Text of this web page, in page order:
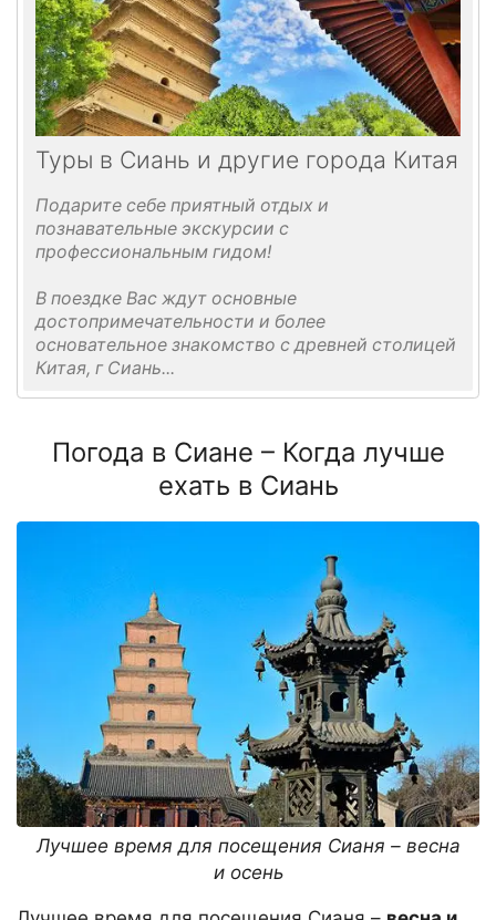
Туры в Сиань и другие города Китая
Подарите себе приятный отдых и
познавательные экскурсии с
профессиональным гидом!
В поездке Вас ждут основные
достопримечательности и более
основательное знакомство с древней столицей
Китая, г Сиань...
Погода в Сиане – Когда лучше
ехать в Сиань
Лучшее время для посещения Сианя – весна
и осень